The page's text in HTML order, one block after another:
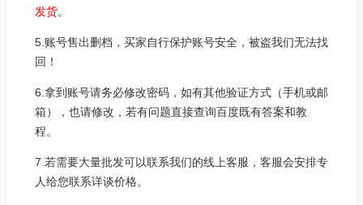
发货。
5.账号售出删档，买家自行保护账号安全，被盗我们无法找
回！
6.拿到账号请务必修改密码，如有其他验证方式（手机或邮
箱），也请修改，若有问题直接查询百度既有答案和教
程。
7.若需要大量批发可以联系我们的线上客服，客服会安排专
人给您联系详谈价格。